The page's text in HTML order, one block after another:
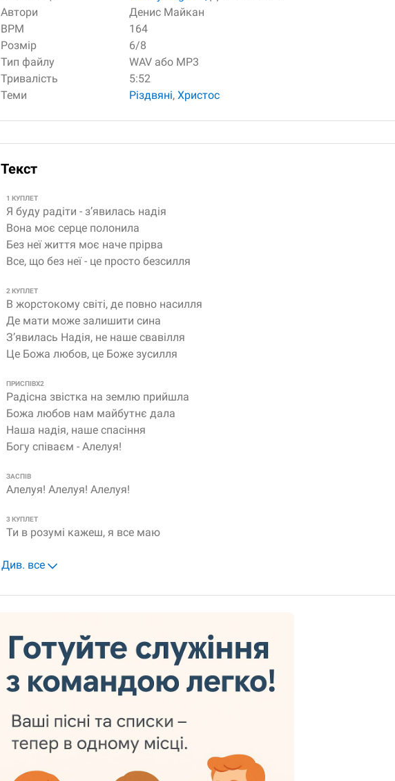
Автори
Денис Майкан
BPM
164
Розмір
6/8
Тип файлу
WAV або MP3
Тривалість
5:52
Теми
Різдвяні, Христос
Текст
1 КУПЛЕТ
Я буду радіти - з’явилась надія
Вона моє серце полонила
Без неї життя моє наче прірва
Все, що без неї - це просто безсилля
2 КУПЛЕТ
В жорстокому світі, де повно насилля
Де мати може залишити сина
З’явилась Надія, не наше свавілля
Це Божа любов, це Боже зусилля
ПРИСПІВX2
Радісна звістка на землю прийшла
Божа любов нам майбутнє дала
Наша надія, наше спасіння
Богу співаєм - Алелуя!
ЗАСПІВ
Алелуя! Алелуя! Алелуя!
3 КУПЛЕТ
Ти в розумі кажеш, я все маю
Див. все